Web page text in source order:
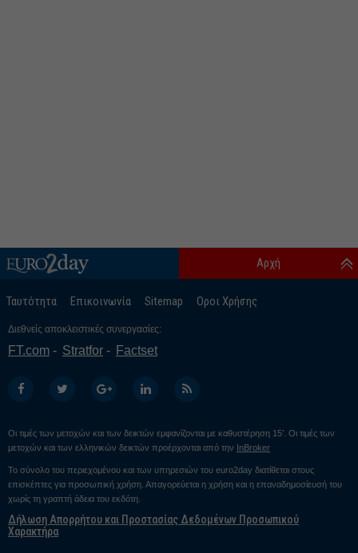
Ταυτότητα Επικοινωνία Sitemap Οροι Χρήσης
Αρχή
Διεθνείς αποκλειστικές συνεργασίες:
FT.com Stratfor Factset
Οι τιμές των μετοχών και των δεικτών εμφανίζονται με καθυστέρηση 15’. Οι τιμές των
μετοχών και των ελληνικών δεικτών προέρχονται από την InBroker
Το σύνολο του περιεχομένου και των υπηρεσιών του euro2day διατίθεται στους
επισκέπτες για προσωπική χρήση. Απαγορεύεται η χρήση και η επαναδημοσίευσή του
χωρίς τη γραπτή άδεια του εκδότη.
Δήλωση Απορρήτου και Προστασίας Δεδομένων Προσωπικού
Χαρακτήρα